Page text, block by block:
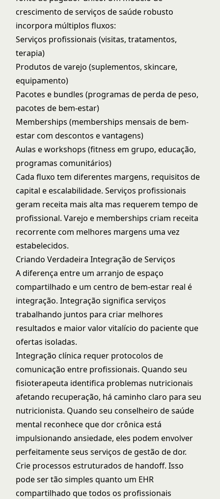
crescimento de serviços de saúde robusto
incorpora múltiplos fluxos:
Serviços profissionais (visitas, tratamentos,
terapia)
Produtos de varejo (suplementos, skincare,
equipamento)
Pacotes e bundles (programas de perda de peso,
pacotes de bem-estar)
Memberships (memberships mensais de bem-
estar com descontos e vantagens)
Aulas e workshops (fitness em grupo, educação,
programas comunitários)
Cada fluxo tem diferentes margens, requisitos de
capital e escalabilidade. Serviços profissionais
geram receita mais alta mas requerem tempo de
profissional. Varejo e memberships criam receita
recorrente com melhores margens uma vez
estabelecidos.
Criando Verdadeira Integração de Serviços
A diferença entre um arranjo de espaço
compartilhado e um centro de bem-estar real é
integração. Integração significa serviços
trabalhando juntos para criar melhores
resultados e maior valor vitalício do paciente que
ofertas isoladas.
Integração clínica requer protocolos de
comunicação entre profissionais. Quando seu
fisioterapeuta identifica problemas nutricionais
afetando recuperação, há caminho claro para seu
nutricionista. Quando seu conselheiro de saúde
mental reconhece que dor crônica está
impulsionando ansiedade, eles podem envolver
perfeitamente seus serviços de gestão de dor.
Crie processos estruturados de handoff. Isso
pode ser tão simples quanto um EHR
compartilhado que todos os profissionais